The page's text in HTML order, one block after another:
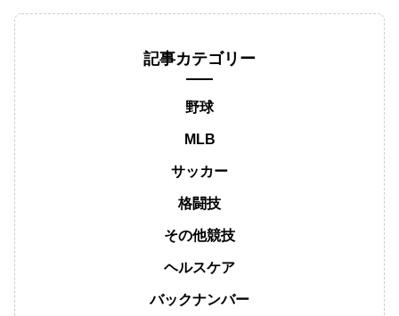
記事カテゴリー
野球
MLB
サッカー
格闘技
その他競技
ヘルスケア
バックナンバー